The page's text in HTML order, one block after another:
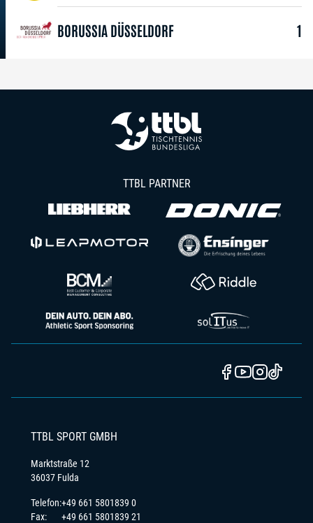
BORUSSIA DÜSSELDORF 1
TTBL PARTNER
TTBL SPORT GMBH
Marktstraße 12
36037 Fulda
Telefon:
Fax:
+49 661 5801839 0
+49 661 5801839 21